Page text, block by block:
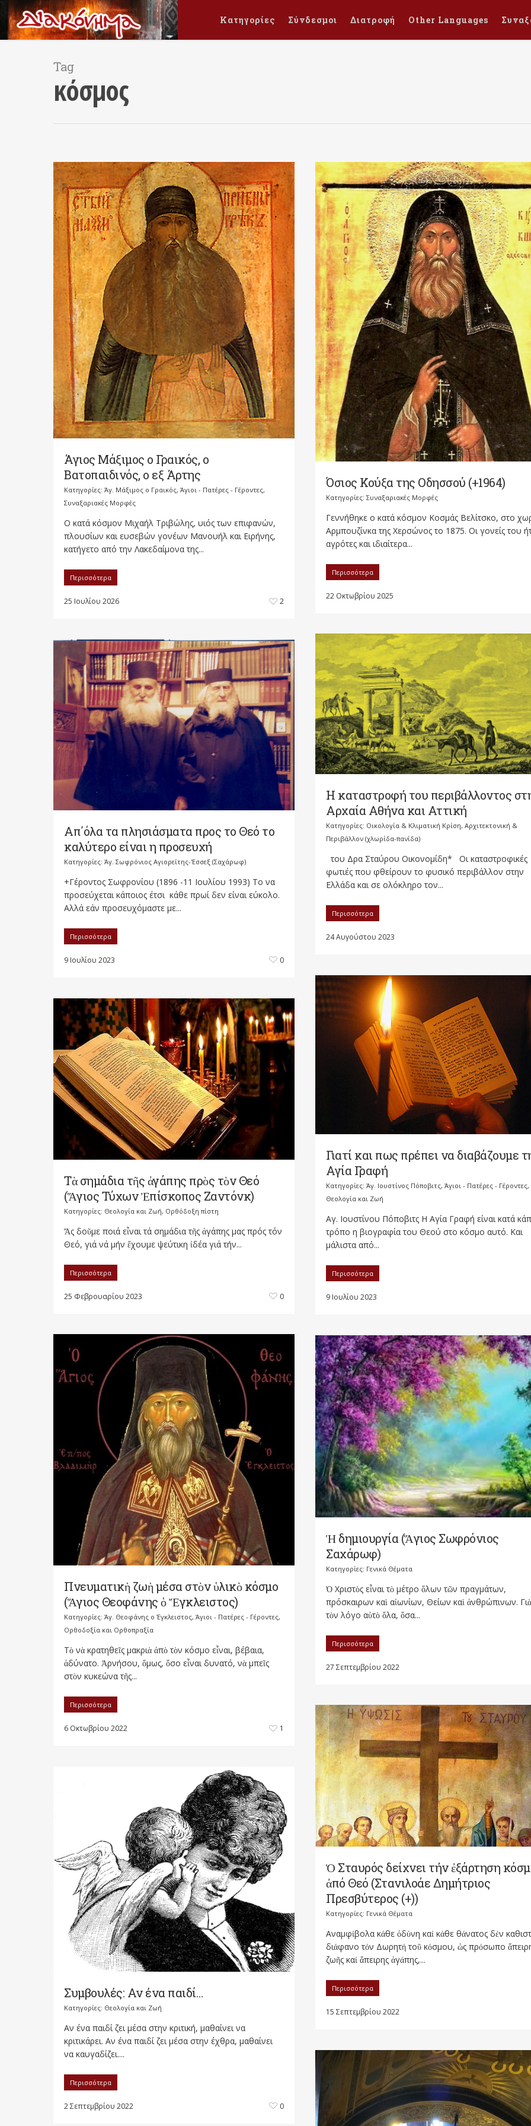
Κατηγορίες Σύνδεσμοι Διατροφή Other Languages
Tag
κόσμος
Άγιος Μάξιμος ο Γραικός, ο
Βατοπαιδινός, ο εξ Άρτης
Κατηγορίες: Άγ. Μάξιμος ο Γραικός, Άγιοι - Πατέρες - Γέροντες,
Συναξαριακές Μορφές
Ο κατά κόσμον Μιχαήλ Τριβώλης, υιός των επιφανών,
πλουσίων και ευσεβών γονέων Μανουήλ και Ειρήνης,
κατήγετο από την Λακεδαίμονα της...
Περισσότερα
25 Ιουλίου 2026 2
Όσιος Κούξα της Οδησσού (+1964)
Κατηγορίες: Συναξαριακές Μορφές
Γεννήθηκε ο κατά κόσμον Κοσμάς Βελίτσκο, στο
Αρμπουζίνκα της Χερσώνος το 1875. Οι γονείς του
αγρότες και ιδιαίτερα...
Περισσότερα
22 Οκτωβρίου 2025
Η καταστροφή του περιβάλλοντος
Αρχαία Αθήνα και Αττική
Κατηγορίες: Οικολογία & Κλιματική Κρίση, Αρχιτεκτονική &
Περιβάλλον (χλωρίδα-πανίδα)
του Δρα Σταύρου Οικονομίδη* Οι καταστροφικές
φωτιές που φθείρουν το φυσικό περιβάλλον στην
Ελλάδα και σε ολόκληρο τον...
Περισσότερα
24 Αυγούστου 2023
Απ΄όλα τα πλησιάσματα προς το Θεό το
καλύτερο είναι η προσευχή
Κατηγορίες: Άγ. Σωφρόνιος Αγιορείτης-'Εσσεξ (Σαχάρωφ)
+Γέροντος Σωφρονίου (1896 -11 Ιουλίου 1993) Το να
προσεύχεται κάποιος έτσι κάθε πρωί δεν είναι εύκολο.
Αλλά εάν προσευχόμαστε με...
Περισσότερα
9 Ιουλίου 2023 0
Γιατί και πως πρέπει να διαβάζουμε
Αγία Γραφή
Κατηγορίες: Άγ. Ιουστίνος Πόποβιτς, Άγιοι - Πατέρες - Γέροντες,
Θεολογία και Ζωή
Αγ. Ιουστίνου Πόποβιτς Η Αγία Γραφή είναι κατά
τρόπο η βιογραφία του Θεού στο κόσμο αυτό. Και
μάλιστα από...
Περισσότερα
9 Ιουλίου 2023
Τὰ σημάδια τῆς ἀγάπης πρὸς τὸν Θεό
(Ἅγιος Τύχων Ἐπίσκοπος Ζαντόνκ)
Κατηγορίες: Θεολογία και Ζωή, Ορθόδοξη πίστη
Ἄς δοῦμε ποιά εἶναι τά σημάδια τῆς ἀγάπης μας πρός τόν
Θεό, γιά νά μήν ἔχουμε ψεύτικη ἰδέα γιά τήν...
Περισσότερα
25 Φεβρουαρίου 2023 0
Πνευματικὴ ζωὴ μέσα στὸν ὑλικὸ κόσμο
(Ἅγιος Θεοφάνης ὁ Ἔγκλειστος)
Κατηγορίες: Άγ. Θεοφάνης ο Έγκλειστος, Άγιοι - Πατέρες - Γέροντες,
Ορθοδοξία και Ορθοπραξία
Τὸ νὰ κρατηθεῖς μακριὰ ἀπὸ τὸν κόσμο εἶναι, βέβαια,
ἀδύνατο. Ἀρνήσου, ὅμως, ὅσο εἶναι δυνατό, νὰ μπεῖς
στὸν κυκεώνα τῆς...
Περισσότερα
6 Οκτωβρίου 2022 1
Ἡ δημιουργία (Ἅγιος Σωφρόνιος
Σαχάρωφ)
Κατηγορίες: Γενικά Θέματα
Ὁ Χριστὸς εἶναι τὸ μέτρο ὅλων τῶν πραγμάτων,
πρόσκαιρων καὶ αἰωνίων, Θείων καὶ ἀνθρώπινων. Γιὰ
τὸν λόγο αὐτὸ ὅλα, ὅσα...
Περισσότερα
27 Σεπτεμβρίου 2022
Ὁ Σταυρός δείχνει τήν ἐξάρτηση
ἀπό Θεό (Στανιλοάε Δημήτριος
Πρεσβύτερος (+))
Κατηγορίες: Γενικά Θέματα
Αναμφίβολα κάθε ὀδύνη καί κάθε θάνατος δέν
διάφανο τόν Δωρητή τοῦ κόσμου, ὡς πρόσωπο
ζωῆς καί ἄπειρης ἀγάπης,...
Περισσότερα
15 Σεπτεμβρίου 2022
Συμβουλές: Αν ένα παιδί…
Κατηγορίες: Θεολογία και Ζωή
Αν ένα παιδί ζει μέσα στην κριτική, μαθαίνει να
κριτικάρει. Αν ένα παιδί ζει μέσα στην έχθρα, μαθαίνει
να καυγαδίζει....
Περισσότερα
2 Σεπτεμβρίου 2022 0